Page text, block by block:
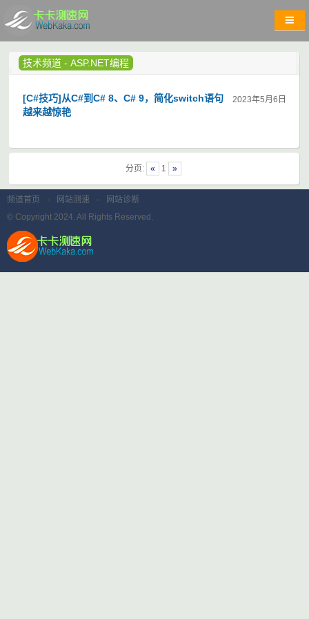
技术频道 -ASP.NET编程
2023年5月6日
[C#技巧]从C#到C# 8、C# 9，简化switch语句
越来越惊艳
分页: « 1 »
频道首页 - 网站测速 -
网站诊断
© Copyright 2024. All Rights Reserved.